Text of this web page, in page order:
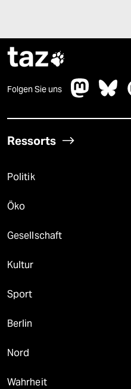
taz
Folgen Sie uns
Ressorts
Politik
Öko
Gesellschaft
Kultur
Sport
Berlin
Nord
Wahrheit